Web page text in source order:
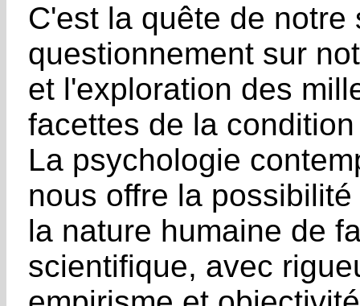
C'est la quête de notre
questionnement sur
et l'exploration des
facettes de la
La psychologie
nous offre la
la nature humaine de
scientifique, avec